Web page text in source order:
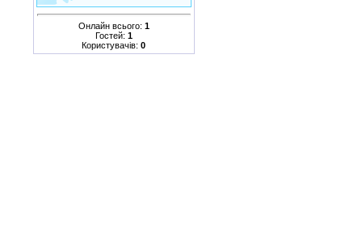
Онлайн всього: 1
Гостей: 1
Користувачів: 0